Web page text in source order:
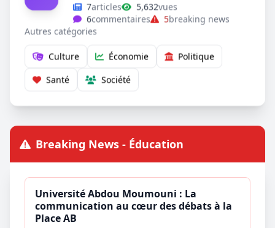
7articles 5,632vues
6commentaires 5breaking news
Autres catégories
Culture Économie
Politique
Santé
Société
Breaking News - Éducation
Université Abdou Moumouni : La
communication au cœur des débats à la
Place AB